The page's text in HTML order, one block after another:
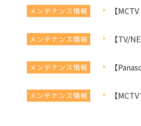
メンテナンス情報 【
メンテナンス情報 【TV/
メンテナンス情報 【
メンテナンス情報 【